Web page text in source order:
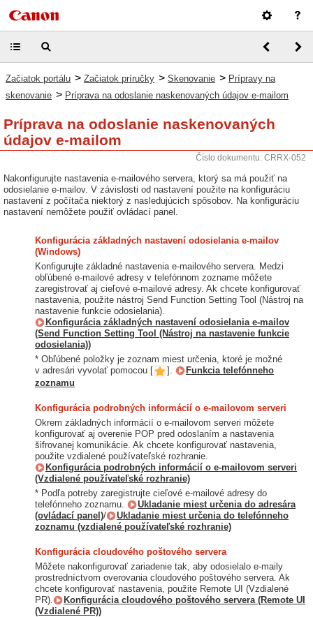
Začiatok portálu > Začiatok príručky > Skenovanie > Prípravy na
skenovanie > Príprava na odoslanie naskenovaných údajov e-mailom
Príprava na odoslanie naskenovaných
údajov e-mailom
Číslo dokumentu: CRRX-052
Nakonfigurujte nastavenia e-mailového servera, ktorý sa má použiť na
odosielanie e-mailov. V závislosti od nastavení použite na konfiguráciu
nastavení z počítača niektorý z nasledujúcich spôsobov. Na konfiguráciu
nastavení nemôžete použiť ovládací panel.
Konfigurácia základných nastavení odosielania e-mailov
(Windows)
Konfigurujte základné nastavenia e-mailového servera. Medzi
obľúbené e-mailové adresy v telefónnom zozname môžete
zaregistrovať aj cieľové e-mailové adresy. Ak chcete konfigurovať
nastavenia, použite nástroj Send Function Setting Tool (Nástroj na
nastavenie funkcie odosielania).
Konfigurácia základných nastavení odosielania e-mailov
(Send Function Setting Tool (Nástroj na nastavenie funkcie
odosielania))
* Obľúbené položky je zoznam miest určenia, ktoré je možné
v adresári vyvolať pomocou [
].
Funkcia telefónneho
zoznamu
Konfigurácia podrobných informácií o e-mailovom serveri
Okrem základných informácií o e-mailovom serveri môžete
konfigurovať aj overenie POP pred odoslaním a nastavenia
šifrovanej komunikácie. Ak chcete konfigurovať nastavenia,
použite vzdialené používateľské rozhranie.
Konfigurácia podrobných informácií o e-mailovom serveri
(Vzdialené používateľské rozhranie)
* Podľa potreby zaregistrujte cieľové e-mailové adresy do
telefónneho zoznamu.
Ukladanie miest určenia do adresára
(ovládací panel)/
Ukladanie miest určenia do telefónneho
zoznamu (vzdialené používateľské rozhranie)
Konfigurácia cloudového poštového servera
Môžete nakonfigurovať zariadenie tak, aby odosielalo e-maily
prostredníctvom overovania cloudového poštového servera. Ak
chcete konfigurovať nastavenia, použite Remote UI (Vzdialené
PR).
Konfigurácia cloudového poštového servera (Remote UI
(Vzdialené PR))